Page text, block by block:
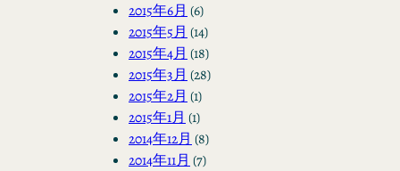
2015年6月 (6)
2015年5月 (14)
2015年4月 (18)
2015年3月 (28)
2015年2月 (1)
2015年1月 (1)
2014年12月 (8)
2014年11月 (7)